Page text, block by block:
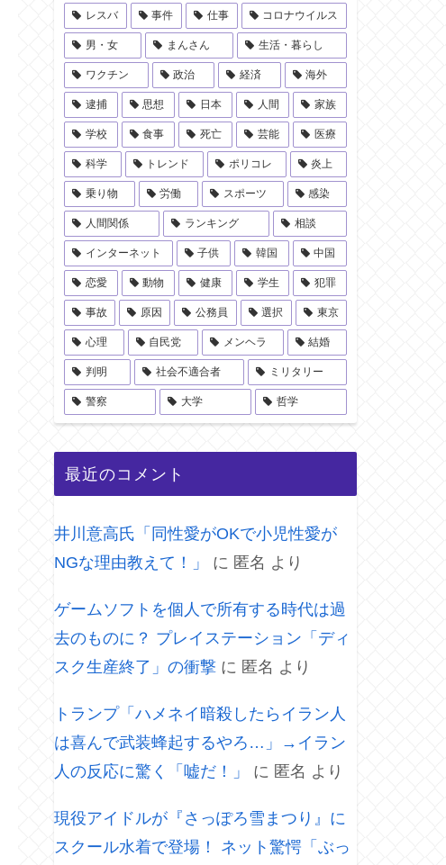
レスバ 事件 仕事 コロナウイルス
男・女 まんさん 生活・暮らし
ワクチン 政治 経済 海外
逮捕 思想 日本 人間 家族
学校 食事 死亡 芸能 医療
科学 トレンド ポリコレ 炎上
乗り物 労働 スポーツ 感染
人間関係 ランキング 相談
インターネット 子供 韓国 中国
恋愛 動物 健康 学生 犯罪
事故 原因 公務員 選択 東京
心理 自民党 メンヘラ 結婚
判明 社会不適合者 ミリタリー
警察 大学 哲学
最近のコメント
井川意高氏「同性愛がOKで小児性愛が
NGな理由教えて！」
に 匿名 より
ゲームソフトを個人で所有する時代は過
去のものに？ プレイステーション「ディ
スク生産終了」の衝撃 に 匿名 より
トランプ「ハメネイ暗殺したらイラン人
は喜んで武装蜂起するやろ…」→イラン
人の反応に驚く「嘘だ！」
に 匿名 より
現役アイドルが『さっぽろ雪まつり』に
スクール水着で登場！ ネット驚愕「ぶっ